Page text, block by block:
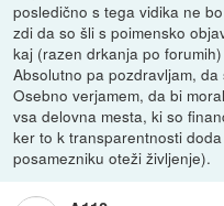
posledično s tega vidika ne
zdi da so šli s poimensko
kaj (razen drkanja po
Absolutno pa pozdravljam,
Osebno verjamem, da bi
vsa delovna mesta, ki so
ker to k transparentnosti
posamezniku oteži življenje).